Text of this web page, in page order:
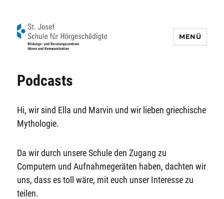
MENÜ
Podcasts
Hi, wir sind Ella und Marvin und wir lieben griechische
Mythologie.
Da wir durch unsere Schule den Zugang zu
Computern und Aufnahmegeräten haben, dachten wir
uns, dass es toll wäre, mit euch unser Interesse zu
teilen.